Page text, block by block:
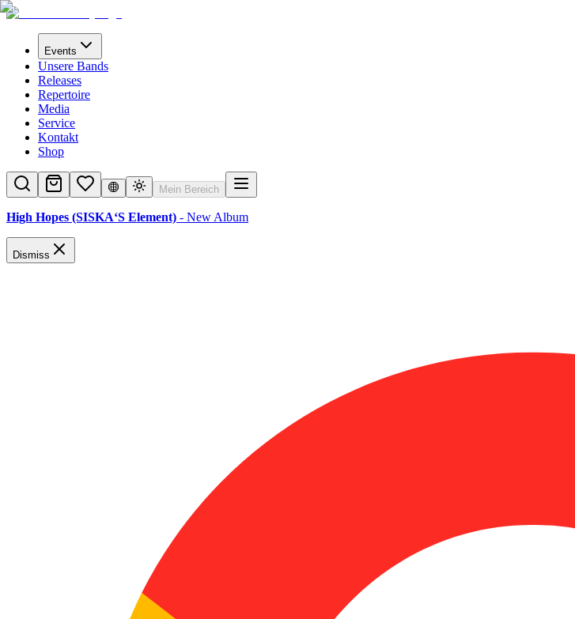
Events
Unsere Bands
Releases
Repertoire
Media
Service
Kontakt
Shop
Mein Bereich
High Hopes (SISKA‘S Element) - New Album
Dismiss